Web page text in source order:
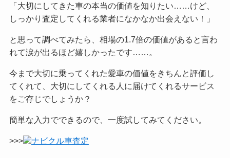
「大切にしてきた車の本当の価値を知りたい……けど、
しっかり査定してくれる業者になかなか出会えない！」
と思って調べてみたら、相場の1.7倍の価値があると言わ
れて涙が出るほど嬉しかったです……。
今まで大切に乗ってくれた愛車の価値をきちんと評価し
てくれて、大切にしてくれる人に届けてくれるサービス
をご存じでしょうか？
簡単な入力でできるので、一度試してみてください。
>>> ナビクル車査定